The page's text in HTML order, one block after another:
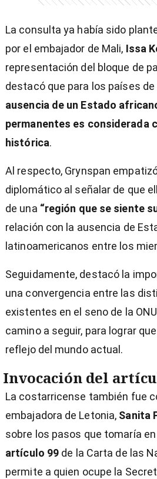
La consulta ya había sido
por el embajador de Mali, Issa
representación del bloque de
destacó que para los países de
ausencia de un Estado
permanentes es considerada
histórica.
Al respecto, Grynspan
diplomático al señalar de que
de una “región que se siente
relación con la ausencia de
latinoamericanos entre los
Seguidamente, destacó la
una convergencia entre las
existentes en el seno de la
camino a seguir, para lograr
reflejo del mundo actual.
Invocación del
La costarricense también fue
embajadora de Letonia, Sanita
sobre los pasos que tomaría
artículo 99 de la Carta de las
permite a quien ocupe la